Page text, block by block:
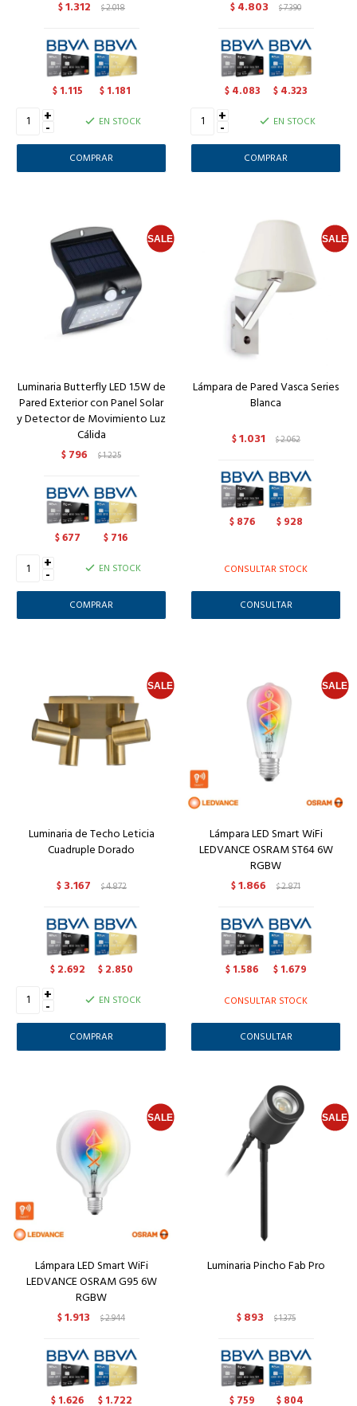
$1.312 $2.018
$ 1.115 $ 1.181
+
- EN STOCK
$ 4.803 $7.390
$ 4.083 $ 4.323
+
- EN STOCK
Luminaria Butterfly LED 1.5W de
Pared Exterior con Panel Solar
y Detector de Movimiento Luz
Cálida
$ 796 $1.225
$677 $ 716
+
- EN STOCK
Lámpara de Pared Vasca Series
Blanca
$1.031 $2.062
$ 876 $ 928
CONSULTAR STOCK
CONSULTAR
Luminaria de Techo Leticia
Cuadruple Dorado
$ 3.167 $4.872
$ 2.692 $ 2.850
+
- EN STOCK
Lámpara LED Smart WiFi
LEDVANCE OSRAM ST64 6W
RGBW
$1.866 $2.871
$ 1.586 $ 1.679
CONSULTAR STOCK
CONSULTAR
Lámpara LED Smart WiFi
LEDVANCE OSRAM G95 6W
RGBW
$1.913 $2.944
$ 1.626 $ 1.722
Luminaria Pincho Fab Pro
$ 893 $1.375
$ 759 $ 804